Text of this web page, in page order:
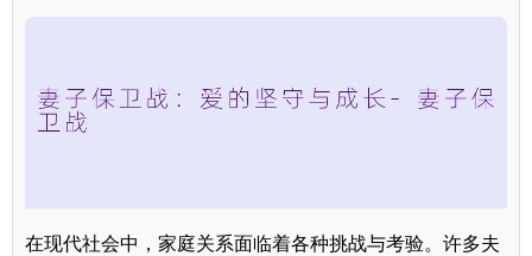
在现代社会中，家庭关系面临着各种挑战与考验。许多夫